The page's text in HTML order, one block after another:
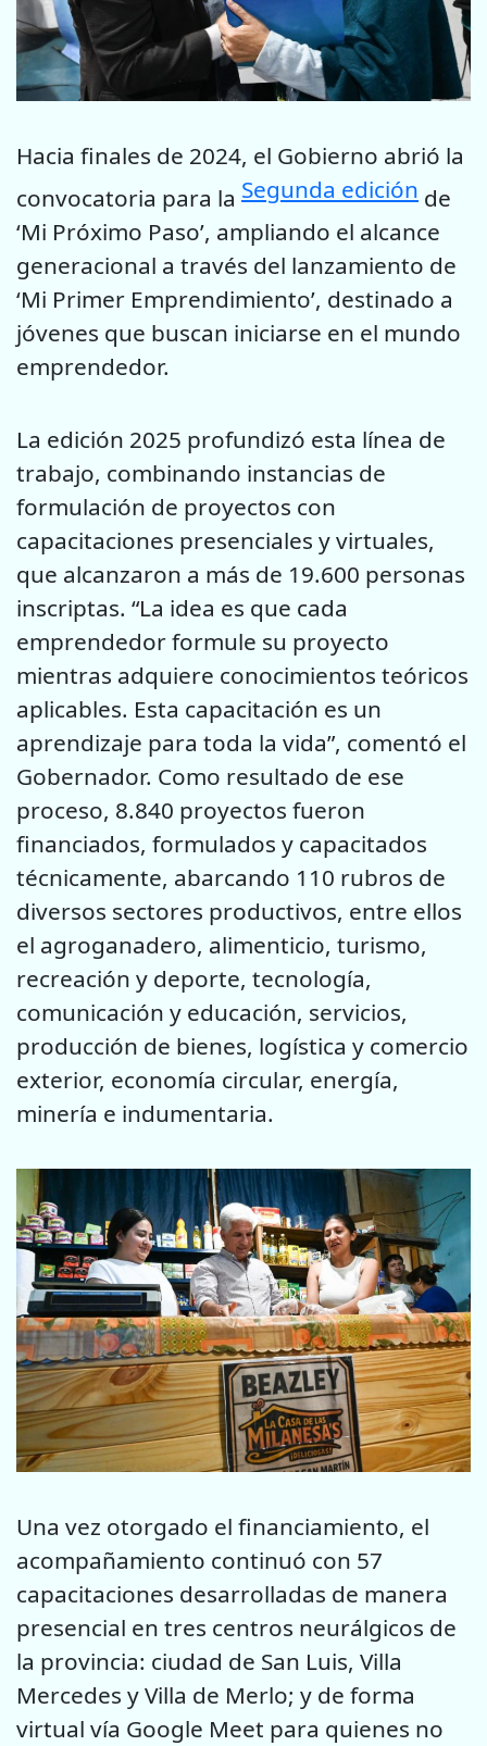
Hacia finales de 2024, el Gobierno abrió la
convocatoria para la Segunda edición de
‘Mi Próximo Paso’, ampliando el alcance
generacional a través del lanzamiento de
‘Mi Primer Emprendimiento’, destinado a
jóvenes que buscan iniciarse en el mundo
emprendedor.
La edición 2025 profundizó esta línea de
trabajo, combinando instancias de
formulación de proyectos con
capacitaciones presenciales y virtuales,
que alcanzaron a más de 19.600 personas
inscriptas. “La idea es que cada
emprendedor formule su proyecto
mientras adquiere conocimientos teóricos
aplicables. Esta capacitación es un
aprendizaje para toda la vida”, comentó el
Gobernador. Como resultado de ese
proceso, 8.840 proyectos fueron
financiados, formulados y capacitados
técnicamente, abarcando 110 rubros de
diversos sectores productivos, entre ellos
el agroganadero, alimenticio, turismo,
recreación y deporte, tecnología,
comunicación y educación, servicios,
producción de bienes, logística y comercio
exterior, economía circular, energía,
minería e indumentaria.
Una vez otorgado el financiamiento, el
acompañamiento continuó con 57
capacitaciones desarrolladas de manera
presencial en tres centros neurálgicos de
la provincia: ciudad de San Luis, Villa
Mercedes y Villa de Merlo; y de forma
virtual vía Google Meet para quienes no